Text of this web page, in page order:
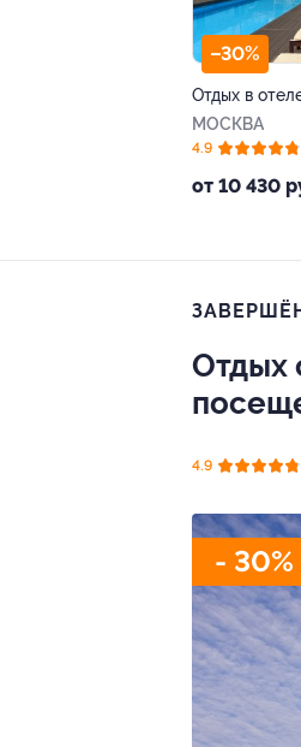
–30%
Отдых в
МОСКВА
от 10 430
4.9
Отдых
4.9
- 30%